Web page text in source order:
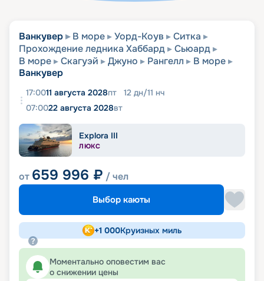
Ванкувер В море Уорд-Коув
Ситка
Прохождение ледника Хаббард
Сьюард
В море
Скагуэй Джуно Рангелл
В море
Ванкувер
17:0011 августа 2028пт 12 дн/11 нч
07:0022 августа 2028вт
Explora III
ЛЮКС
от 659 996 ₽ / чел
Выбор каюты
+1 000Круизных миль
Моментально оповестим вас
о снижении цены